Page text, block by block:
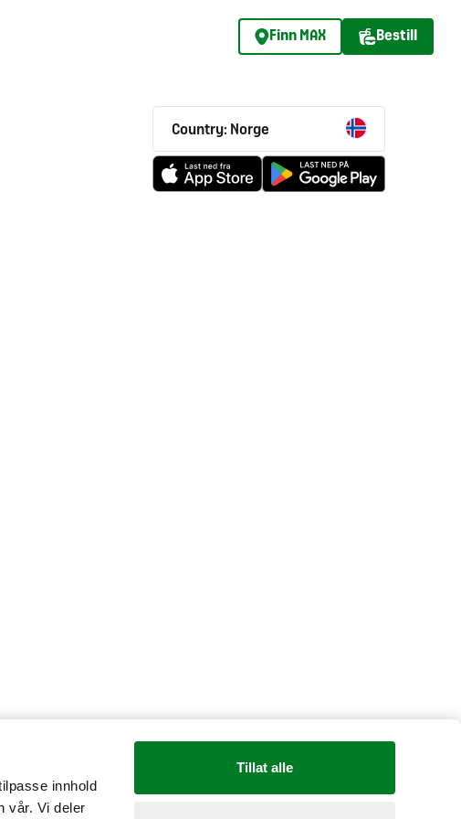
innhold
vår. Vi deler
Tillat alle
Finn MAX Bestill
Country: Norge